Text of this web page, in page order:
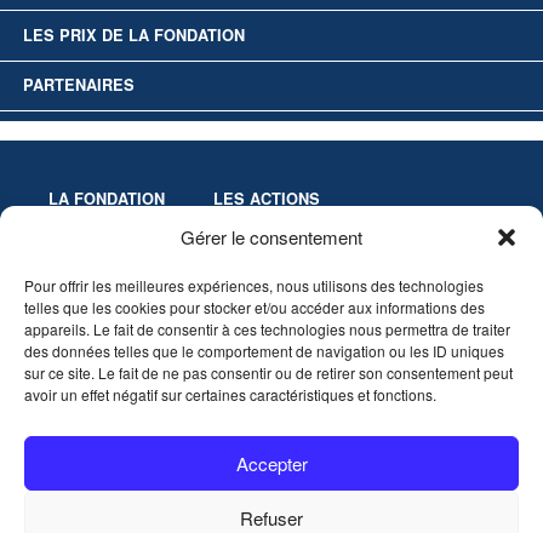
Gérer le consentement
Pour offrir les meilleures expériences, nous utilisons des technologies
telles que les cookies pour stocker et/ou accéder aux informations des
appareils. Le fait de consentir à ces technologies nous permettra de traiter
des données telles que le comportement de navigation ou les ID uniques
sur ce site. Le fait de ne pas consentir ou de retirer son consentement peut
avoir un effet négatif sur certaines caractéristiques et fonctions.
Accepter
Refuser
LES PRIX DE LA FONDATION
PARTENAIRES
LA FONDATION
Statuts
LES ACTIONS
Colloques
Innovation-Recherche
Les Prix de la Fondation
Partenaires